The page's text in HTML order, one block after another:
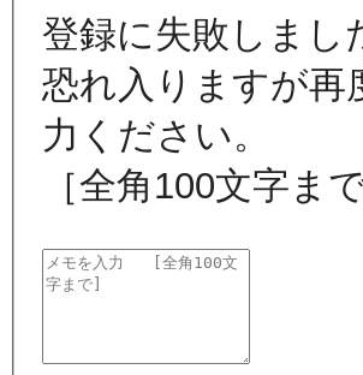
登録に失敗しまし
恐れ入りますが再
力ください。
［全角100文字まで